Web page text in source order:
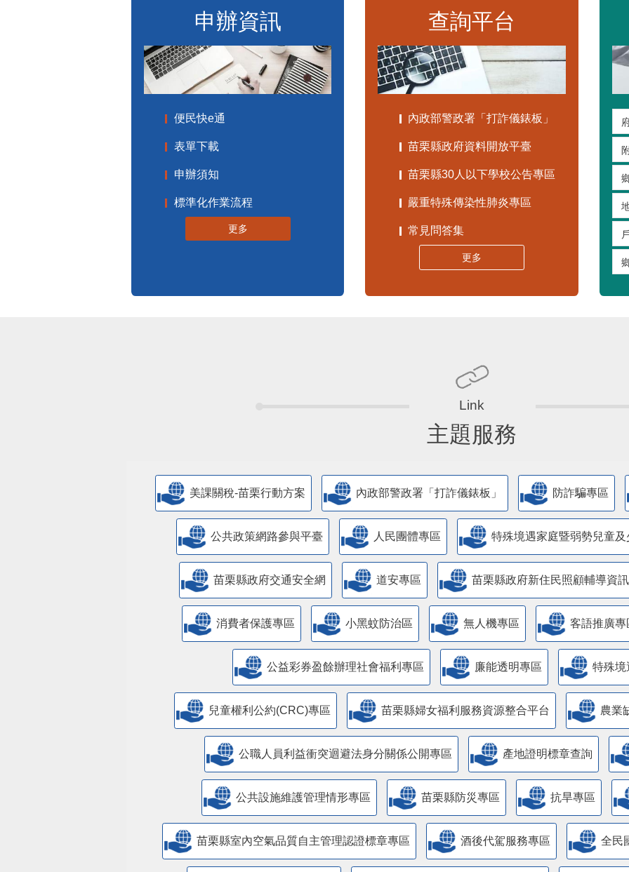
申辦資訊
便民快e通
表單下載
申辦須知
標準化作業流程
更多
查詢平台
內政部警政署「打詐儀錶板」
苗栗縣政府資料開放平臺
苗栗縣30人以下學校公告專區
嚴重特殊傳染性肺炎專區
常見問答集
更多
主題服務
美課關稅-苗栗行動方案 內政部警政署「打詐儀錶板」 防詐騙專區
公共政策網路參與平臺 人民團體專區 特殊境遇家庭暨弱勢兒童
苗栗縣政府交通安全網 道安專區 苗栗縣政府新住民照顧輔導資
消費者保護專區 小黑蚊防治區 無人機專區 客語推廣專
公益彩券盈餘辦理社會福利專區 廉能透明專區 特殊境
兒童權利公約(CRC)專區 苗栗縣婦女福利服務資源整合平台 農業
公職人員利益衝突迴避法身分關係公開專區 產地證明標章查詢
​公共設施維護管理情形專區 苗栗縣防災專區 抗旱專區
苗栗縣室內空氣品質自主管理認證標章專區 酒後代駕服務專區 全民